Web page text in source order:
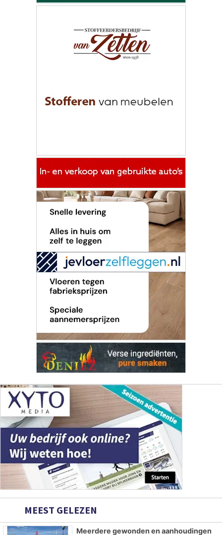
MEEST GELEZEN
Meerdere gewonden en aanhoudingen